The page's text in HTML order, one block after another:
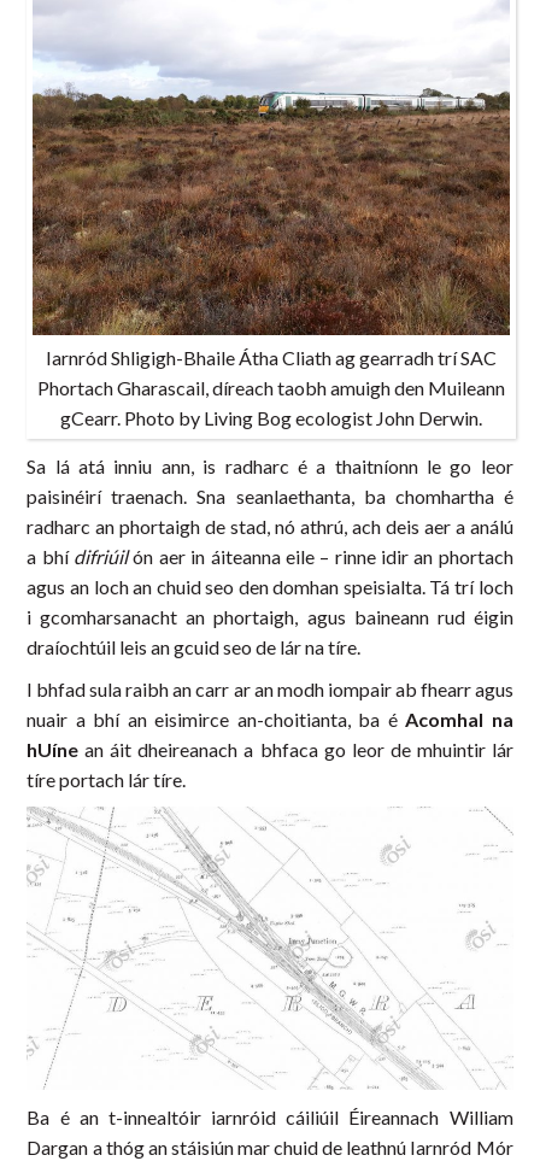
Iarnród Shligigh-Bhaile Átha Cliath ag gearradh trí SAC
Phortach Gharascail, díreach taobh amuigh den Muileann
gCearr. Photo by Living Bog ecologist John Derwin.
Sa lá atá inniu ann, is radharc é a thaitníonn le go leor
paisinéirí traenach. Sna seanlaethanta, ba chomhartha é
radharc an phortaigh de stad, nó athrú, ach deis aer a análú
a bhí difriúilón aer in áiteanna eile – rinne idir an phortach
agus an loch an chuid seo den domhan speisialta. Tá trí loch
i gcomharsanacht an phortaigh, agus baineann rud éigin
draíochtúil leis an gcuid seo de lár na tíre.
I bhfad sula raibh an carr ar an modh iompair ab fhearr agus
nuair a bhí an eisimirce an-choitianta, ba éAcomhal na
hUíne an áit dheireanach a bhfaca go leor de mhuintir lár
tíre portach lár tíre.
Ba é an t-innealtóir iarnróid cáiliúil Éireannach William
Dargan a thóg an stáisiún mar chuid de leathnú Iarnród Mór